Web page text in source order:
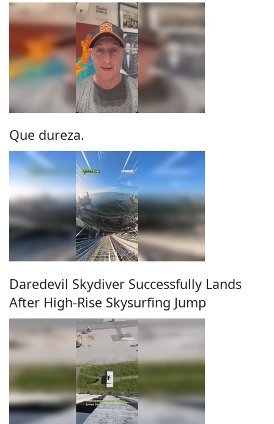
Que dureza.
Daredevil Skydiver Successfully Lands
After High-Rise Skysurfing Jump